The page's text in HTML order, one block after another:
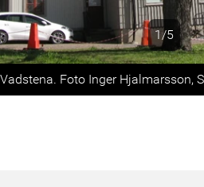
1/5
Foto Inger Hjalmarsson,